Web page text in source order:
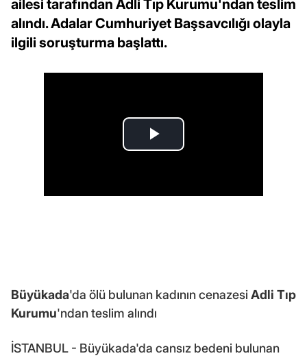
ailesi tarafından Adli Tıp Kurumu'ndan teslim
alındı. Adalar Cumhuriyet Başsavcılığı olayla
ilgili soruşturma başlattı.
Büyükada'da ölü bulunan kadının cenazesiAdli Tıp
Kurumu'ndan teslim alındı
İSTANBUL - Büyükada'da cansız bedeni bulunan